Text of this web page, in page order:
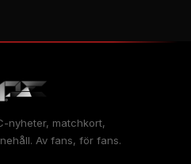
nyheter, matchkort,
Av fans, för fans.